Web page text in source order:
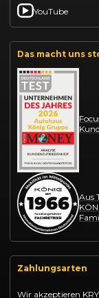
YouTube
Das macht uns
Aus
Zahlungsarten
Wir akzeptieren